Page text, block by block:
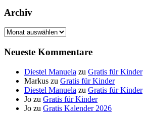
Archiv
Archiv
Neueste Kommentare
Diestel Manuela zu Gratis für Kinder
Markus zu Gratis für Kinder
Diestel Manuela zu Gratis für Kinder
Jo zu Gratis für Kinder
Jo zu Gratis Kalender 2026